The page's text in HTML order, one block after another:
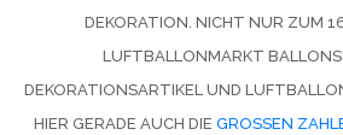
DEKORATION. NICHT NUR ZUM
LUFTBALLONMARKT
DEKORATIONSARTIKEL UND
HIER GERADE AUCH DIE GROSSEN